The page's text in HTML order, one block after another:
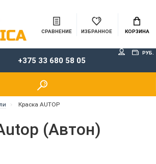
СРАВНЕНИЕ ИЗБРАННОЕ КОРЗИНА
+375 33 680 58 05
РУБ.
Краска AUTOP
(Автон)